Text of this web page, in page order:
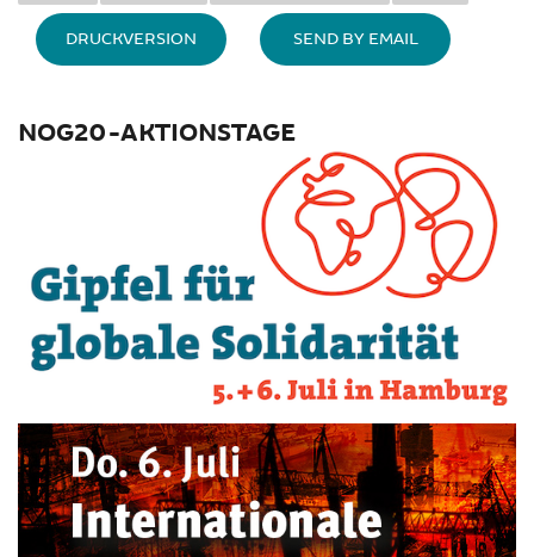
DRUCKVERSION SEND BY EMAIL
NOG20-AKTIONSTAGE